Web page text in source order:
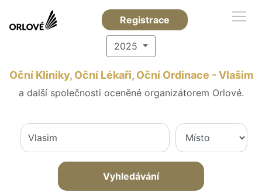
Registrace
2025
Oční Kliniky, Oční Lékaři, Oční Ordinace - Vlašim
a další společnosti oceněné organizátorem Orlové.
Vyhledávání